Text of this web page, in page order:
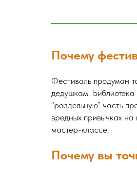
Почему
Фестиваль продуман
дедушкам.
“раздельную” часть
вредных привычках
мастер-классе.
Почему вы